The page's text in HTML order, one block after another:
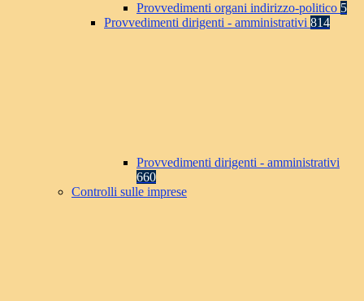
Provvedimenti organi indirizzo-politico 5
Provvedimenti dirigenti - amministrativi 814
Provvedimenti dirigenti - amministrativi
660
Controlli sulle imprese